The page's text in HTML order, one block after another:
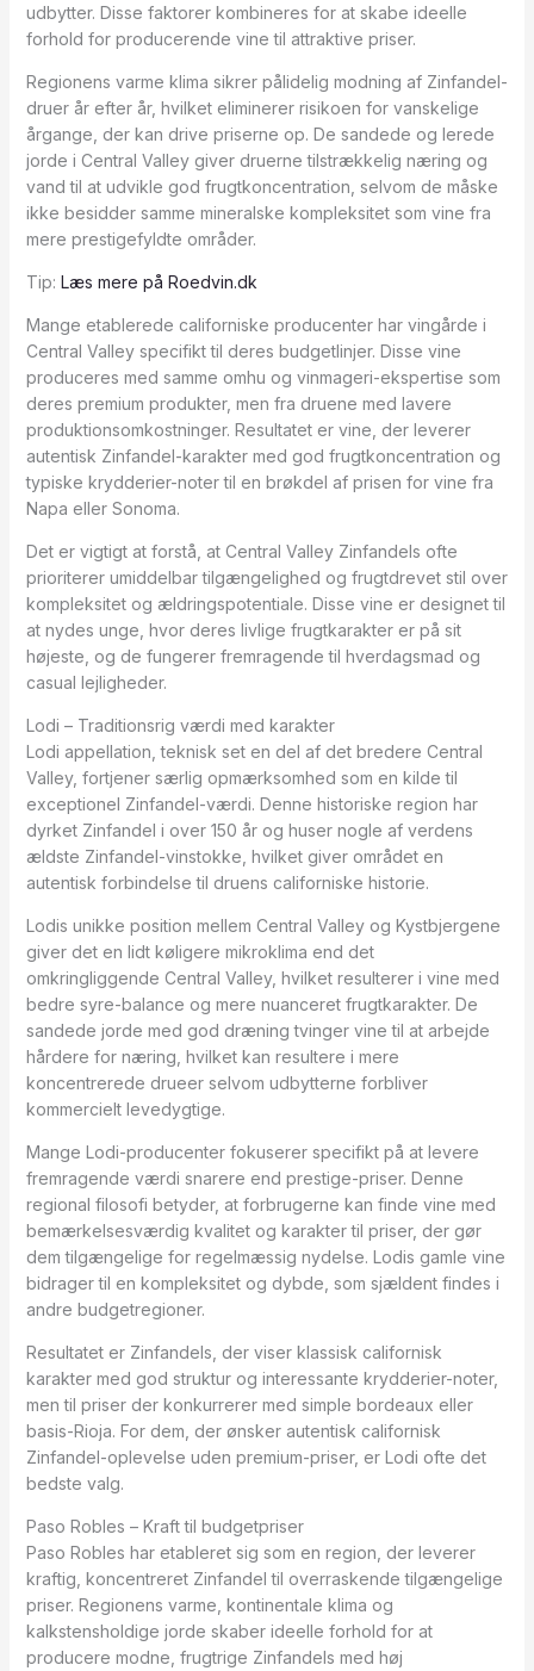
udbytter. Disse faktorer kombineres for at skabe ideelle
forhold for producerende vine til attraktive priser.
Regionens varme klima sikrer pålidelig modning af Zinfandel-
druer år efter år, hvilket eliminerer risikoen for vanskelige
årgange, der kan drive priserne op. De sandede og lerede
jorde i Central Valley giver druerne tilstrækkelig næring og
vand til at udvikle god frugtkoncentration, selvom de måske
ikke besidder samme mineralske kompleksitet som vine fra
mere prestigefyldte områder.
Tip: Læs mere på Roedvin.dk
Mange etablerede californiske producenter har vingårde i
Central Valley specifikt til deres budgetlinjer. Disse vine
produceres med samme omhu og vinmageri-ekspertise som
deres premium produkter, men fra druene med lavere
produktionsomkostninger. Resultatet er vine, der leverer
autentisk Zinfandel-karakter med god frugtkoncentration og
typiske krydderier-noter til en brøkdel af prisen for vine fra
Napa eller Sonoma.
Det er vigtigt at forstå, at Central Valley Zinfandels ofte
prioriterer umiddelbar tilgængelighed og frugtdrevet stil over
kompleksitet og ældringspotentiale. Disse vine er designet til
at nydes unge, hvor deres livlige frugtkarakter er på sit
højeste, og de fungerer fremragende til hverdagsmad og
casual lejligheder.
Lodi – Traditionsrig værdi med karakter
Lodi appellation, teknisk set en del af det bredere Central
Valley, fortjener særlig opmærksomhed som en kilde til
exceptionel Zinfandel-værdi. Denne historiske region har
dyrket Zinfandel i over 150 år og huser nogle af verdens
ældste Zinfandel-vinstokke, hvilket giver området en
autentisk forbindelse til druens californiske historie.
Lodis unikke position mellem Central Valley og Kystbjergene
giver det en lidt køligere mikroklima end det
omkringliggende Central Valley, hvilket resulterer i vine med
bedre syre-balance og mere nuanceret frugtkarakter. De
sandede jorde med god dræning tvinger vine til at arbejde
hårdere for næring, hvilket kan resultere i mere
koncentrerede drueer selvom udbytterne forbliver
kommercielt levedygtige.
Mange Lodi-producenter fokuserer specifikt på at levere
fremragende værdi snarere end prestige-priser. Denne
regional filosofi betyder, at forbrugerne kan finde vine med
bemærkelsesværdig kvalitet og karakter til priser, der gør
dem tilgængelige for regelmæssig nydelse. Lodis gamle vine
bidrager til en kompleksitet og dybde, som sjældent findes i
andre budgetregioner.
Resultatet er Zinfandels, der viser klassisk californisk
karakter med god struktur og interessante krydderier-noter,
men til priser der konkurrerer med simple bordeaux eller
basis-Rioja. For dem, der ønsker autentisk californisk
Zinfandel-oplevelse uden premium-priser, er Lodi ofte det
bedste valg.
Paso Robles – Kraft til budgetpriser
Paso Robles har etableret sig som en region, der leverer
kraftig, koncentreret Zinfandel til overraskende tilgængelige
priser. Regionens varme, kontinentale klima og
kalkstensholdige jorde skaber ideelle forhold for at
producere modne, frugtrige Zinfandels med høj